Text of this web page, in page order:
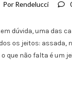
Por Rendelucci
dúvida, uma das
os jeitos: assada,
o que não falta é um